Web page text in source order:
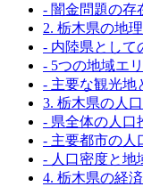
- 闇金問題の存
2. 栃木県の地
- 内陸県として
- 5つの地域エ
- 主要な観光地
3. 栃木県の人
- 県全体の人口
- 主要都市の人
- 人口密度と地
4. 栃木県の経